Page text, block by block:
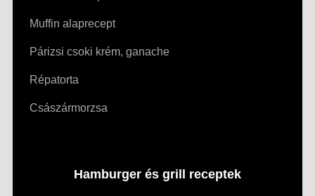
Muffin alaprecept
Párizsi csoki krém, ganache
Répatorta
Császármorzsa
Hamburger és grill receptek